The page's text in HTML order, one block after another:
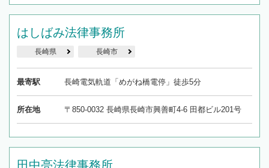
はしばみ法律事務所
長崎県 長崎市
最寄駅 長崎電気軌道「めがね橋電停」徒歩5分
所在地 〒850-0032 長崎県長崎市興善町4-6 田都ビル201号
田中亮法律事務所